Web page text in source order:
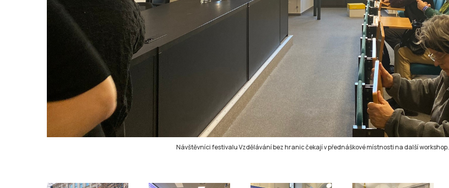
Návštěvníci festivalu Vzdělávání bez hranic čekají v přednáškové místnosti na další workshop.